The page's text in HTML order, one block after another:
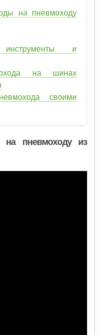
на пневмоходу
инструменты и
на шинах
своими
на пневмоходу из